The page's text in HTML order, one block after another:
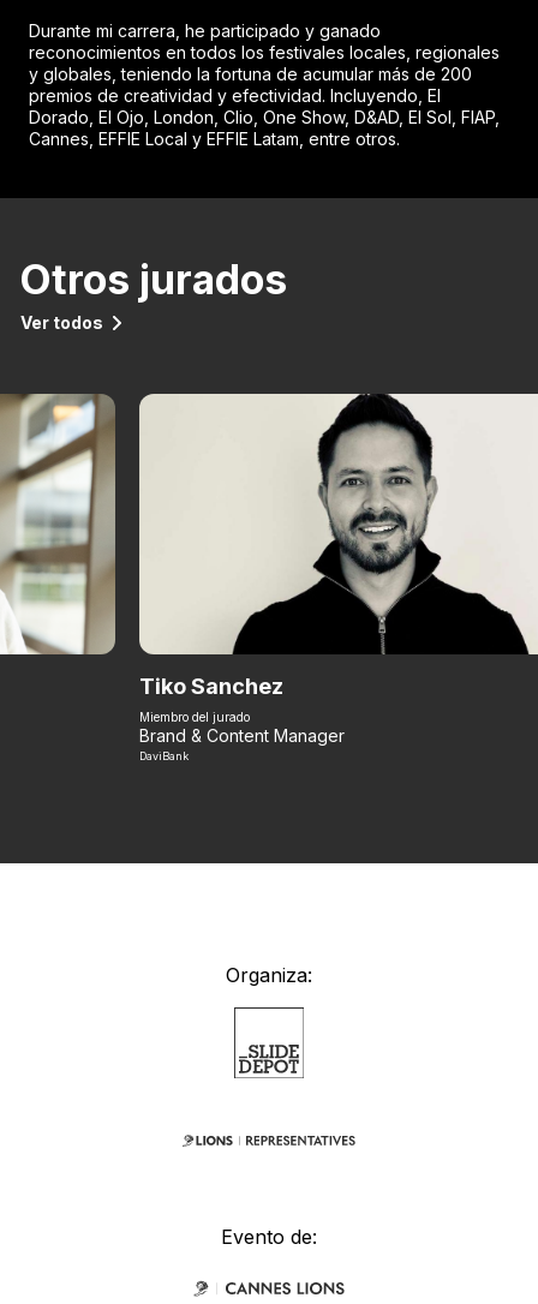
Durante mi carrera, he participado y ganado
reconocimientos en todos los festivales locales, regionales
y globales, teniendo la fortuna de acumular más de 200
premios de creatividad y efectividad. Incluyendo, El
Dorado, El Ojo, London, Clio, One Show, D&AD, El Sol, FIAP,
Cannes, EFFIE Local y EFFIE Latam, entre otros.
Otros jurados
Ver todos
Tiko Sanchez
Miembro del jurado
Brand & Content Manager
DaviBank
Organiza:
Evento de: